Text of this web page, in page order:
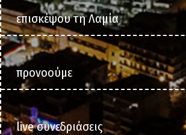
επισκέψου τη Λαμία
προνοούμε
live συνεδριάσεις